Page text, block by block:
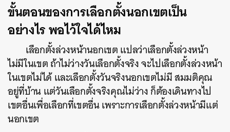
ขั้นตอนของการเลือกตั้งนอกเขตเป็น
อย่างไร พอไว้ใจได้ไหม
เลือกตั้งล่วงหน้านอกเขต แปลว่าเลือกตั้งล่วงหน้า
ไม่มีในเขต ถ้าไม่ว่างวันเลือกตั้งจริง จะไปเลือกตั้งล่วงหน้า
ในเขตไม่ได้ และเลือกตั้งวันจริงนอกเขตไม่มี สมมติคุณ
อยู่ที่บ้าน แต่วันเลือกตั้งจริงคุณไม่ว่าง ก็ต้องเดินทางไป
เขตอื่นเพื่อเลือกที่เขตอื่น เพราะการเลือกตั้งล่วงหน้ามีแต่
นอกเขต